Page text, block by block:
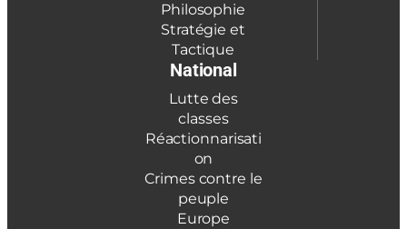
Philosophie
Stratégie et
Tactique
National
Lutte des
classes
Réactionnarisati
on
Crimes contre le
peuple
Europe